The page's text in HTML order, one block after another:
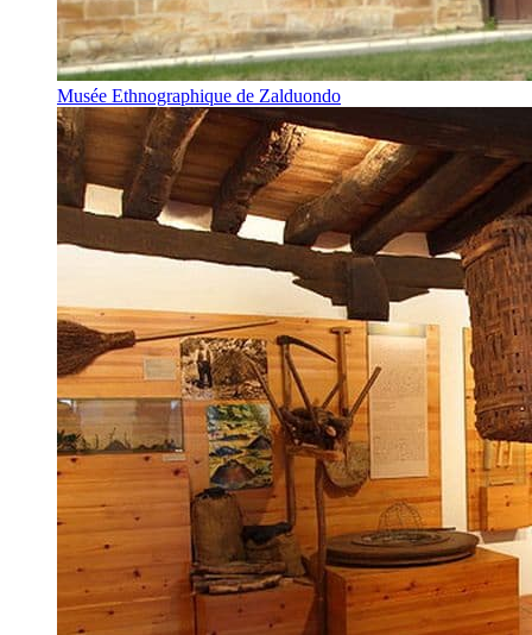
Musée Ethnographique de Zalduondo